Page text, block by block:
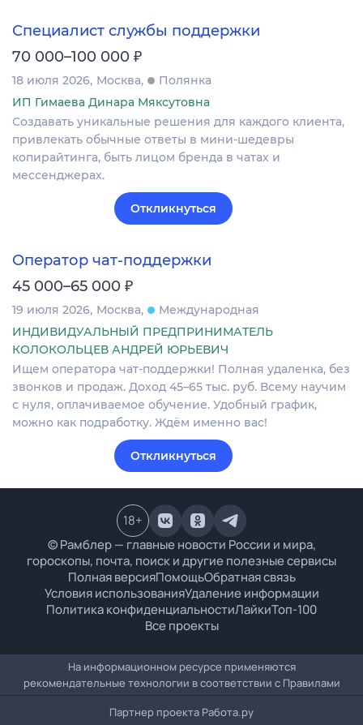
Специалист службы поддержки
70 000–100 000 ₽
18 июля 2026 Москва
Полянка
ИП Гимаева Динара Мяксутовна
Создавать уникальные решения для каждого клиента,
привлекать обычные ответы в мини-шедевры
копирайтинга, быть лицом бренда в чатах и
мессенджерах.
Откликнуться
Оператор чат-поддержки
45 000–65 000 ₽
19 июля 2026 Москва
Международная
ИНДИВИДУАЛЬНЫЙ ПРЕДПРИНИМАТЕЛЬ
КОЛОКОЛЬЦЕВ АНДРЕЙ ЮРЬЕВИЧ
Ищем оператора чат-поддержки! Полная удаленка, без
звонков и продаж. Доход 45–65 тыс. руб. Всему научим
с нуля, оплачиваемое обучение. Удобный график,
можно как подработку. Ждём именно вас!
Откликнуться
© Рамблер — главные новости России и мира,
гороскопы, почта, поиск и другие полезные сервисы
Полная версияПомощьОбратная связь
Условия использованияУдаление информации
Политика конфиденциальностиЛайкиТоп-100
Все проекты
18+
На информационном ресурсе применяются
рекомендательные технологии в соответствии с Правилами
Партнер проекта Работа.ру